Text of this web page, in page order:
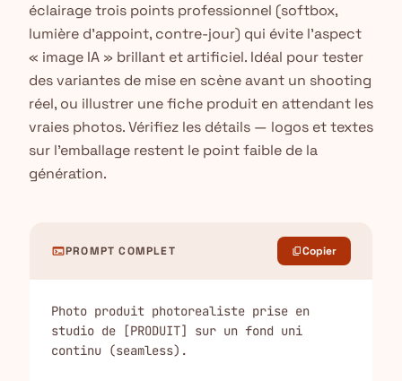
éclairage trois points professionnel (softbox,
lumière d'appoint, contre-jour) qui évite l'aspect
« image IA » brillant et artificiel. Idéal pour tester
des variantes de mise en scène avant un shooting
réel, ou illustrer une fiche produit en attendant les
vraies photos. Vérifiez les détails — logos et textes
sur l'emballage restent le point faible de la
génération.
terminalPROMPT COMPLET content_copyCopier
Photo produit photorealiste prise en
studio de [PRODUIT] sur un fond uni
continu (seamless).